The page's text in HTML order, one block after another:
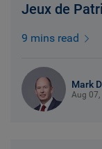
Jeux de
9 mins read
Mark
Aug 07,